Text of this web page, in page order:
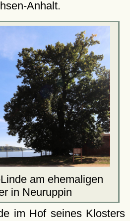
Anhalt.
am ehemaligen
in Neuruppin
im Hof seines Klosters